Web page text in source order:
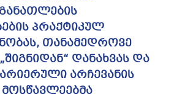
პრაქტიკულ
თანამედროვე
დანახვას და
არჩევანის